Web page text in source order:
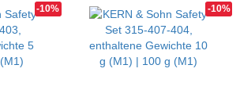
-10% -10%